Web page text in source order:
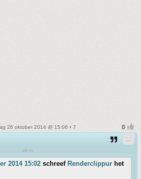
26 oktober 2014 @ 15:06 • 7
alt-m
2014 15:02 schreef Renderclippur het